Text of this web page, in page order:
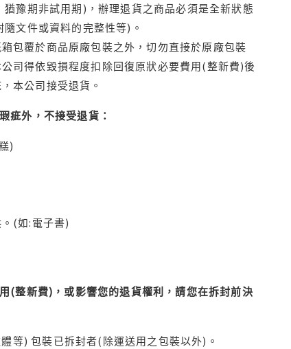
豫期非試用期)，辦理退貨之商品必須是全新狀態
文件或資料的完整性等)。
包覆於商品原廠包裝之外，切勿直接於原廠包裝
司得依毀損程度扣除回復原狀必要費用(整新費)後
本公司接受退貨。
疵外，不接受退貨：
)
(如:電子書)
(整新費)，或影響您的退貨權利，請您在拆封前決
等) 包裝已拆封者(除運送用之包裝以外)。